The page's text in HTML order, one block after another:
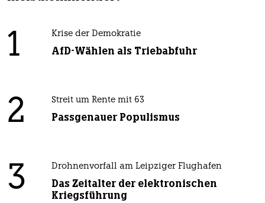
1 Krise der Demokratie
AfD-Wählen als Triebabfuhr
2 Streit um Rente mit 63
Passgenauer Populismus
3 Drohnenvorfall am Leipziger Flughafen
Das Zeitalter der elektronischen
Kriegsführung